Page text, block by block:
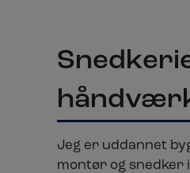
Jeg er uddannet
montør og snedker